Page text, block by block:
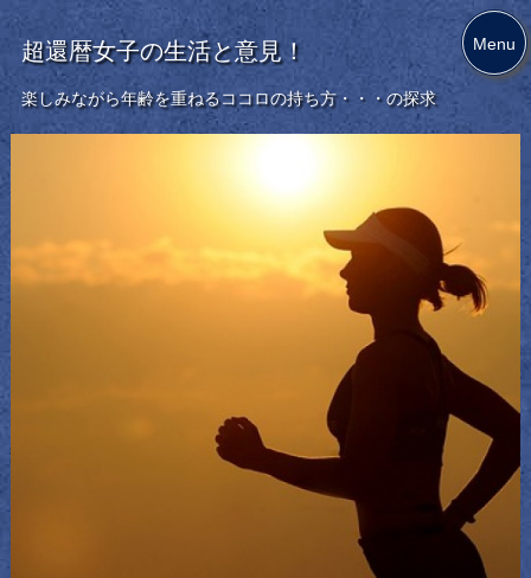
超還暦女子の生活と意見！
楽しみながら年齢を重ねるココロの持ち方・・・の探求
Menu